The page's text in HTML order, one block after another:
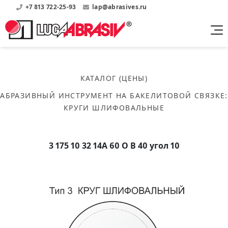
+7 813 722-25-93 lap@abrasives.ru
бакелитовой связке
Скачать каталог
Круги шлифовальные
Сегменты шлифовальные
керамической связке
Скачать каталог
Круги шлифовальные
Скачать прайсы на нашу продукцию
Нормативные документы, ГОСТы, Инструкции по
эсплуатации
Публикации
О нас
Информация о заводе
История завода
Партнеры
Список партнеров завода
Мероприятия
Где купить?
Контакты
КАТАЛОГ (ЦЕНЫ)
АБРАЗИВНЫЙ ИНСТРУМЕНТ НА БАКЕЛИТОВОЙ СВЯЗКЕ:
КРУГИ ШЛИФОВАЛЬНЫЕ
3 175 10 32 14А 60 O B 40 угол 10